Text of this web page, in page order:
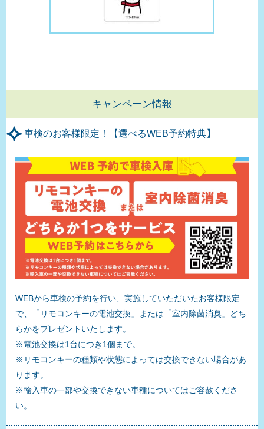
キャンペーン情報
車検のお客様限定！【選べるWEB予約特典】
WEBから車検の予約を行い、実施していただいたお客様限定
で、「リモコンキーの電池交換」または「室内除菌消臭」どち
らかをプレゼントいたします。
※電池交換は1台につき1個まで。
※リモコンキーの種類や状態によっては交換できない場合があ
ります。
※輸入車の一部や交換できない車種についてはご容赦くださ
い。